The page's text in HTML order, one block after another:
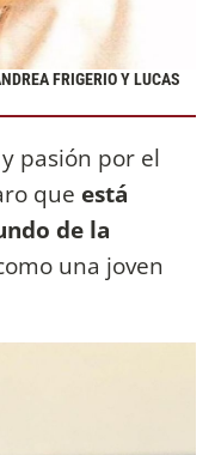
FRIGERIO Y LUCAS
pasión por el
que está
de la
una joven